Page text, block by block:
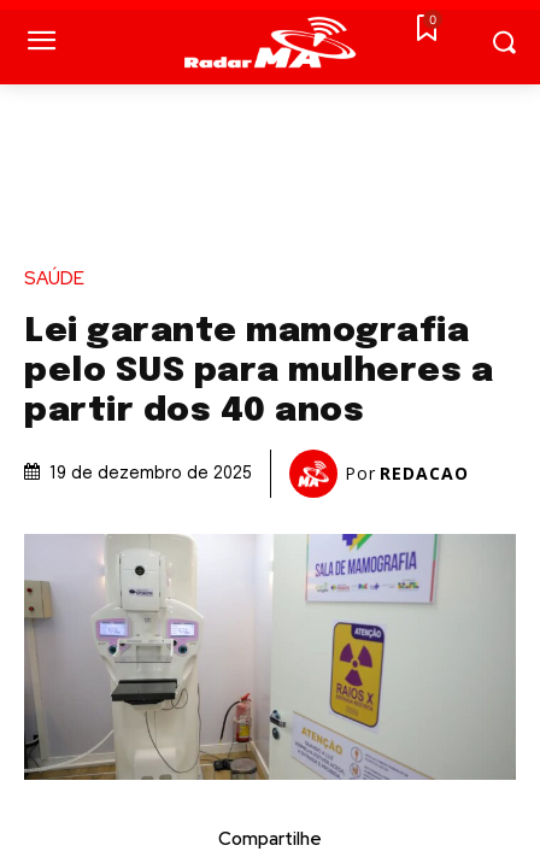
0
SAÚDE
Lei garante mamografia
pelo SUS para mulheres a
partir dos 40 anos
19 de dezembro de 2025 Por REDACAO
Compartilhe